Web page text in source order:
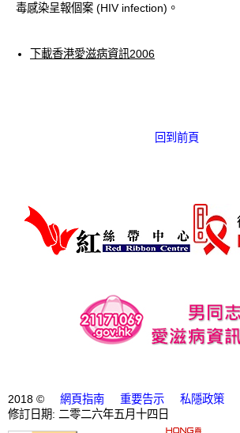
新聞發佈
愛滋病病毒感染與醫護人員專家組
毒感染呈報個案 (HIV infection)。
下載香港愛滋病資訊2006
回到前頁
2018 © 網頁指南 重要告示
私隱政策
修訂日期: 二零二六年五月十四日